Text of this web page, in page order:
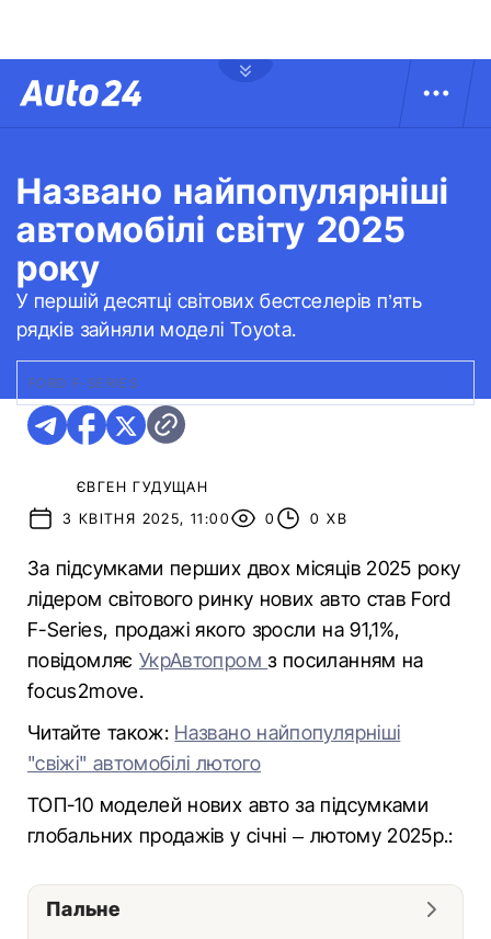
Названо найпопулярніші
автомобілі світу 2025
року
У першій десятці світових бестселерів п’ять
рядків зайняли моделі Toyota.
FORD F-SERIES
ЄВГЕН ГУДУЩАН
3 КВІТНЯ 2025, 11:00
0 0 ХВ
За підсумками перших двох місяців 2025 року
лідером світового ринку нових авто став Ford
F-Series, продажі якого зросли на 91,1%,
повідомляє УкрАвтопром з посиланням на
focus2move.
Читайте також: Названо найпопулярніші
"свіжі" автомобілі лютого
ТОП-10 моделей нових авто за підсумками
глобальних продажів у січні – лютому 2025р.:
Пальне